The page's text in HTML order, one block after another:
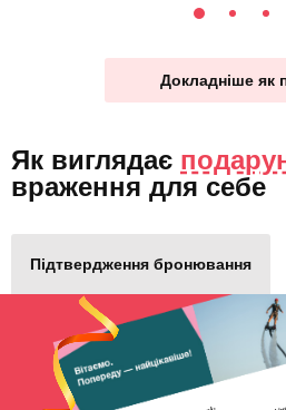
Докладніше як
Як виглядає
враження для себе
Підтвердження бронювання